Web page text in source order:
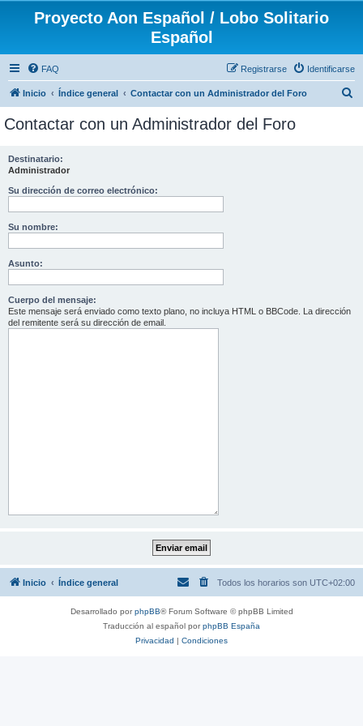
Proyecto Aon Español / Lobo Solitario
Español
FAQ Identificarse
Registrarse
Inicio Índice general Contactar con un Administrador del Foro
Contactar con un Administrador del Foro
Destinatario:
Administrador
Su dirección de correo electrónico:
Su nombre:
Asunto:
Cuerpo del mensaje:
Este mensaje será enviado como texto plano, no incluya HTML o BBCode. La dirección
del remitente será su dirección de email.
Inicio Índice general Todos los horarios son UTC+02:00
Desarrollado porphpBB® Forum Software © phpBB Limited
Traducción al español porphpBB España
Privacidad | Condiciones